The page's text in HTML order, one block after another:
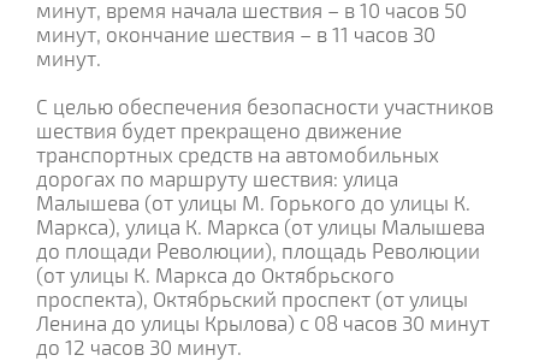
минут, время начала шествия – в 10 часов 50
минут, окончание шествия – в 11 часов 30
минут.
С целью обеспечения безопасности участников
шествия будет прекращено движение
транспортных средств на автомобильных
дорогах по маршруту шествия: улица
Малышева (от улицы М. Горького до улицы К.
Маркса), улица К. Маркса (от улицы Малышева
до площади Революции), площадь Революции
(от улицы К. Маркса до Октябрьского
проспекта), Октябрьский проспект (от улицы
Ленина до улицы Крылова) с 08 часов 30 минут
до 12 часов 30 минут.